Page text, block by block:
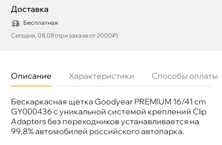
Доставка
Бесплатная
Сегодня, 08.08 (при заказе от 2000₽)
Описание Характеристики Способы оплаты
Бескаркасная щетка Goodyear PREMIUM 16/41 cm
GY000436 с уникальной системой креплений Clip
Adapters без переходников устанавливается на
99,8% автомобилей российского автопарка.
Бренд
GOODYEAR
Артикул
GY000436